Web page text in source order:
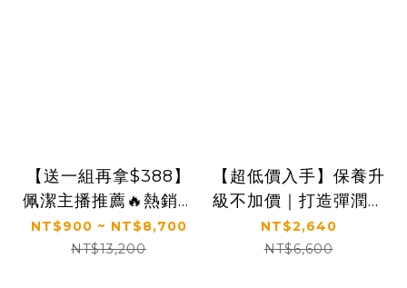
【送一組再拿$388】
佩潔主播推薦🔥熱銷必
買組｜【KS】凍齡奇
肌活膚露/全效精華/精
NT$900 ~ NT$8,700
NT$13,200
【超低價入手】保養升
級不加價｜打造彈潤光
澤肌｜【KS】凍齡奇
肌凍齡抗老緊緻套組
NT$2,640
NT$6,600